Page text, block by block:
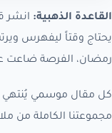
القاعدة الذهبية:
يحتاج وقتاً ليفهرس
رمضان، الفرصة ضاعت
مجموعتنا الكاملة من ملابس رمضان